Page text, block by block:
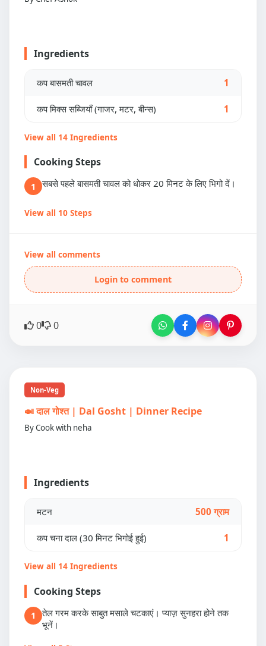
Ingredients
कप बासमती चावल 1
कप मिक्स सब्जियाँ (गाजर, मटर, बीन्स) 1
View all 14 Ingredients
Cooking Steps
1 सबसे पहले बासमती चावल को धोकर 20 मिनट के लिए भिगो दें।
View all 10 Steps
View all comments
Login to comment
0 0
Non-Veg
🍛 दाल गोश्त | Dal Gosht | Dinner Recipe
By Cook with neha
Ingredients
मटन 500 ग्राम
कप चना दाल (30 मिनट भिगोई हुई) 1
View all 14 Ingredients
Cooking Steps
1
तेल गरम करके साबुत मसाले चटकाएं। प्याज़ सुनहरा होने तक
भूनें।